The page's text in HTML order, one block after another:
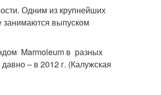
Одним из крупнейших
занимаются выпуском
Marmoleum в разных
– в 2012 г. (Калужская